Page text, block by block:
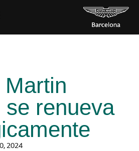
Martin
se renueva
2024